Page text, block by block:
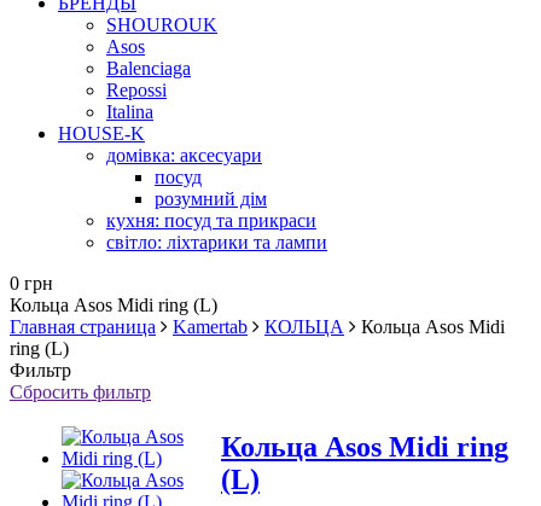
SHOUROUK
Asos
Balenciaga
Repossi
Italina
HOUSE-K
домівка: аксесуари
посуд
розумний дім
кухня: посуд та прикраси
світло: ліхтарики та лампи
0 грн
Кольца Asos Midi ring (L)
Главная страница
Kamertab КОЛЬЦА
Кольца Asos Midi
ring (L)
Фильтр
Сбросить фильтр
Кольца Asos Midi ring
(L)